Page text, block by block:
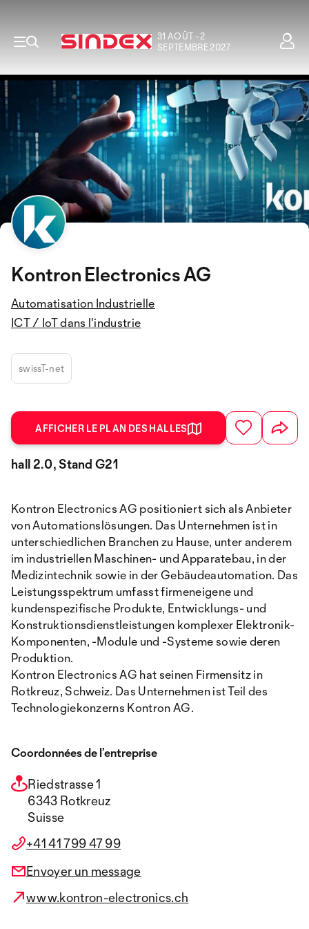
31 AOÛT - 2
SEPTEMBRE 2027
Kontron Electronics AG
Automatisation Industrielle
ICT / IoT dans l'industrie
swissT-net
AFFICHER LE PLAN DES HALLES
hall 2.0, Stand G21
Kontron Electronics AG positioniert sich als Anbieter
von Automationslösungen. Das Unternehmen ist in
unterschiedlichen Branchen zu Hause, unter anderem
im industriellen Maschinen- und Apparatebau, in der
Medizintechnik sowie in der Gebäudeautomation. Das
Leistungsspektrum umfasst firmeneigene und
kundenspezifische Produkte, Entwicklungs- und
Konstruktionsdienstleistungen komplexer Elektronik-
Komponenten, -Module und -Systeme sowie deren
Produktion.
Kontron Electronics AG hat seinen Firmensitz in
Rotkreuz, Schweiz. Das Unternehmen ist Teil des
Technologiekonzerns Kontron AG.
Coordonnées de l’entreprise
Riedstrasse 1
6343 Rotkreuz
Suisse
+41 41 799 47 99
Envoyer un message
www.kontron-electronics.ch